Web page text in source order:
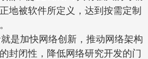
地被软件所定义，达到按需定制
是加快网络创新，推动网络架构
封闭性，降低网络研究开发的门